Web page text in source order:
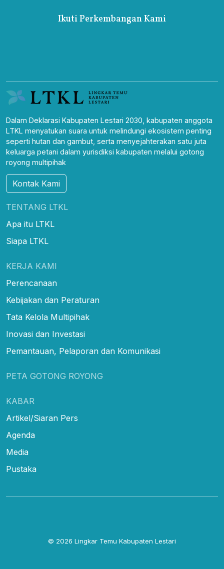
Ikuti Perkembangan Kami
Dalam Deklarasi Kabupaten Lestari 2030, kabupaten anggota
LTKL menyatukan suara untuk melindungi ekosistem penting
seperti hutan dan gambut, serta menyejahterakan satu juta
keluarga petani dalam yurisdiksi kabupaten melalui gotong
royong multipihak
Kontak Kami
TENTANG LTKL
Apa itu LTKL
Siapa LTKL
KERJA KAMI
Perencanaan
Kebijakan dan Peraturan
Tata Kelola Multipihak
Inovasi dan Investasi
Pemantauan, Pelaporan dan Komunikasi
PETA GOTONG ROYONG
KABAR
Artikel/Siaran Pers
Agenda
Media
Pustaka
© 2026 Lingkar Temu Kabupaten Lestari